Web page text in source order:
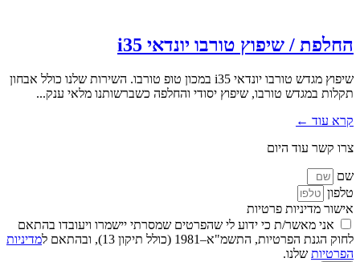
החלפת / שיפוץ טורבו יונדאי i35
שיפוץ מגדש טורבו יונדאי i35 במכון טופ טורבו. השירות שלנו כולל אבחון
תקלות במגדש טורבו, שיפוץ יסודי והחלפה כשברשותנו מלאי ענק...
קרא עוד ←
צרו קשר עוד היום
שם
טלפון
אישור מדיניות פרטיות
אני מאשר/ת כי ידוע לי שהפרטים שמסרתי יישמרו ויעובדו בהתאם
לחוק הגנת הפרטיות, התשמ"א–1981 (כולל תיקון 13), ובהתאם ל
מדיניות
הפרטיות שלנו.